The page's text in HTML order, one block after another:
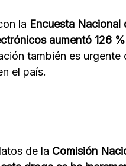
la Encuesta
aumentó 126
también es
el país.
de la Comisión